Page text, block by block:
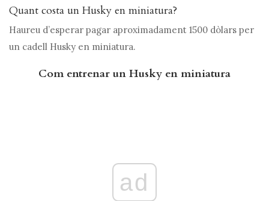
Quant costa un Husky en miniatura?
Haureu d’esperar pagar aproximadament 1500 dòlars per
un cadell Husky en miniatura.
Com entrenar un Husky en miniatura
ad